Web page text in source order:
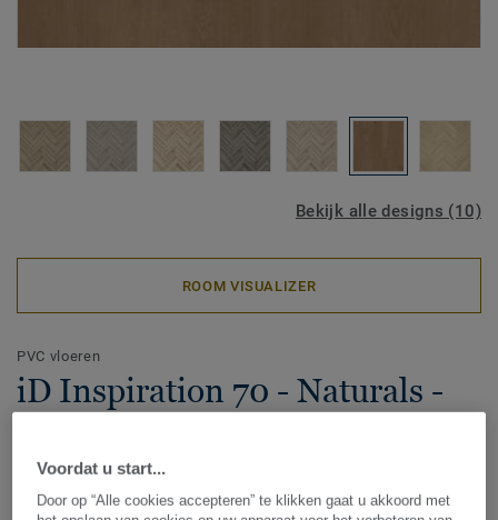
Bekijk alle designs (10)
ROOM VISUALIZER
PVC vloeren
iD Inspiration 70 - Naturals -
PVC vloeren zijn uiterst flexibel. Het materiaal is soepel en
stevig in één. Hierdoor is het bijzonder geschikt voor jouw
Voordat u start...
Door op “Alle cookies accepteren” te klikken gaat u akkoord met